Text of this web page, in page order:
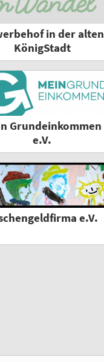
in der alten
KönigStadt
Grundeinkommen
e.V.
e.V.